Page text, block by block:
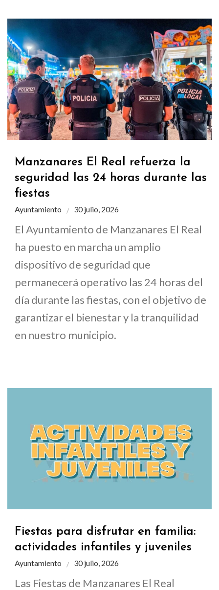
Manzanares El Real refuerza la
seguridad las 24 horas durante las
fiestas
Ayuntamiento 30 julio, 2026
El Ayuntamiento de Manzanares El Real
ha puesto en marcha un amplio
dispositivo de seguridad que
permanecerá operativo las 24 horas del
día durante las fiestas, con el objetivo de
garantizar el bienestar y la tranquilidad
en nuestro municipio.
Fiestas para disfrutar en familia:
actividades infantiles y juveniles
Ayuntamiento 30 julio, 2026
Las Fiestas de Manzanares El Real